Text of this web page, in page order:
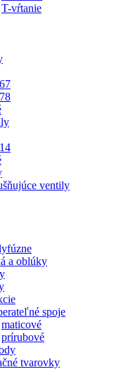
T-vŕtanie
ventily
a oblúky
spoje
maticové
prírubové
tvarovky